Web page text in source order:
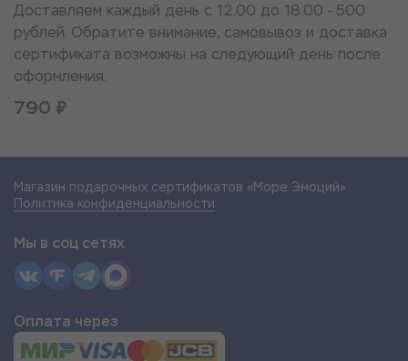
Доставляем каждый день с 12.00 до 18.00 - 500
рублей. Обратите внимание, самовывоз и доставка
сертификата возможны на следующий день после
оформления.
790 ₽
Магазин подарочных сертификатов «Море Эмоций»
Политика конфиденциальности
Мы в соц сетях
Оплата через